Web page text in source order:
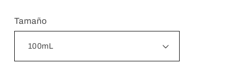
Tamaño